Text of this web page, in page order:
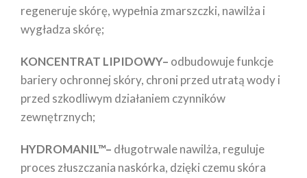
regeneruje skórę, wypełnia zmarszczki, nawilża i
wygładza skórę;
KONCENTRAT LIPIDOWY– odbudowuje funkcje
bariery ochronnej skóry, chroni przed utratą wody i
przed szkodliwym działaniem czynników
zewnętrznych;
HYDROMANIL™– długotrwale nawilża, reguluje
proces złuszczania naskórka, dzięki czemu skóra